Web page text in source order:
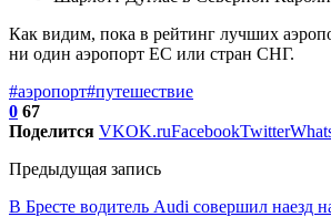
Как видим, пока в рейтинг лучших
ни один аэропорт ЕС или стран СНГ.
#аэропорт#путешествие
0 67
Поделится VKOK.ruFacebookTwitter
Предыдущая запись
В Бресте водитель Audi совершил наезд